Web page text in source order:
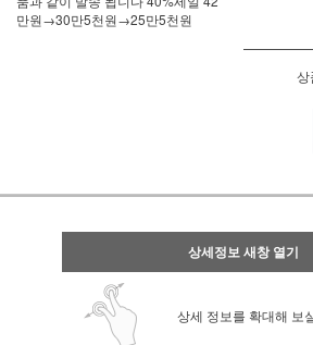
만원→30만5천원→25만5천원
상
상세정보 새창 열기
상세 정보를 확대해 보